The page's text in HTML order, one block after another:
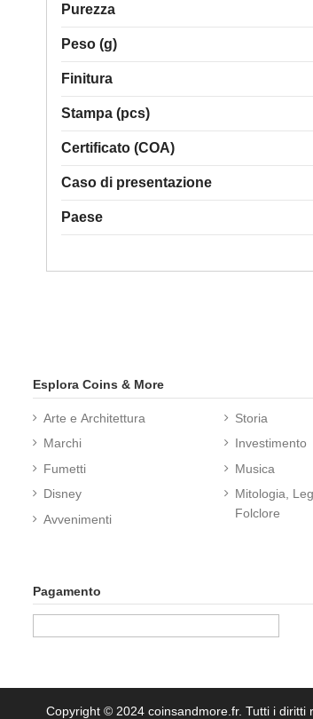
Purezza
Peso (g)
Finitura
Stampa (pcs)
Certificato (COA)
Caso di presentazione
Paese
Esplora Coins & More
Arte e Architettura
Marchi
Fumetti
Disney
Avvenimenti
Storia
Investimento
Musica
Mitologia,
Folclore
Pagamento
Copyright © 2024 coinsandmore.fr. Tutti i diritti